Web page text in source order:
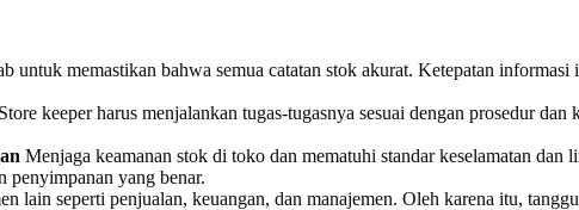
untuk memastikan bahwa semua catatan stok akurat. Ketepatan
Store keeper harus menjalankan tugas-tugasnya sesuai dengan prosedur
Menjaga keamanan stok di toko dan mematuhi standar keselamatan
penyimpanan yang benar.
lain seperti penjualan, keuangan, dan manajemen. Oleh karena itu,